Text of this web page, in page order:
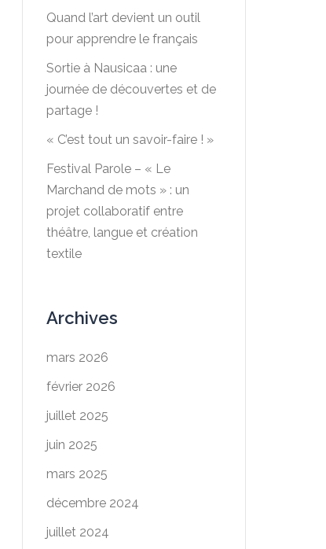
Quand l’art devient un outil
pour apprendre le français
Sortie à Nausicaa : une
journée de découvertes et de
partage !
« C’est tout un savoir-faire ! »
Festival Parole – « Le
Marchand de mots » : un
projet collaboratif entre
théâtre, langue et création
textile
Archives
mars 2026
février 2026
juillet 2025
juin 2025
mars 2025
décembre 2024
juillet 2024